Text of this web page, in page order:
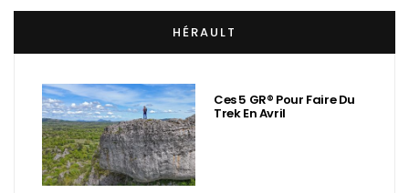
HÉRAULT
Ces 5 GR® Pour Faire Du
Trek En Avril